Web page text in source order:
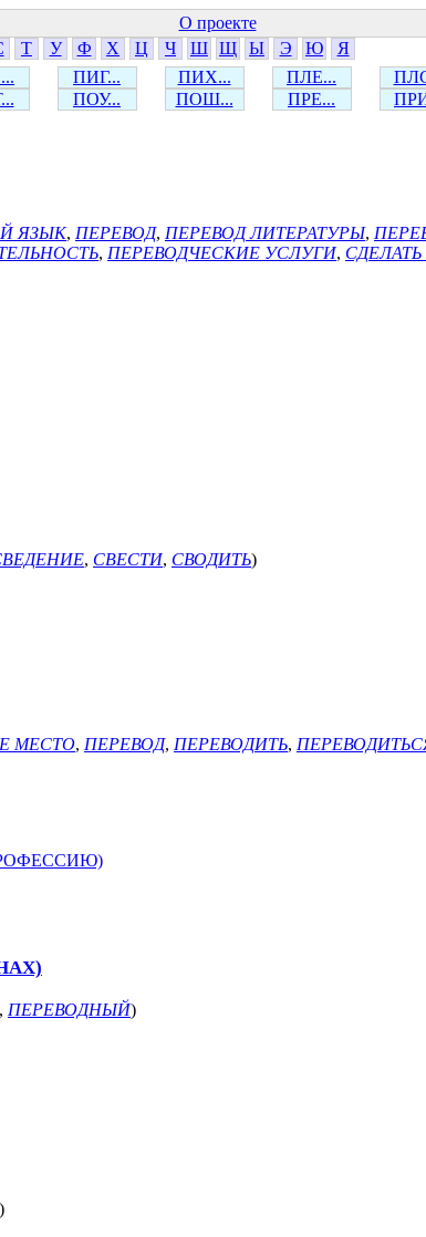
О проекте
Т У Ф Х Ц Ч Ш Щ Ы Э Ю
Я
ПИГ... ПИХ... ПЛЕ...
ПОУ... ПОШ... ПРЕ...
ЯЗЫК, ПЕРЕВОД, ПЕРЕВОД ЛИТЕРАТУРЫ,
, ПЕРЕВОДЧЕСКИЕ УСЛУГИ,
, СВЕСТИ, СВОДИТЬ)
МЕСТО, ПЕРЕВОД, ПЕРЕВОДИТЬ,
, ПЕРЕВОДНЫЙ)
)